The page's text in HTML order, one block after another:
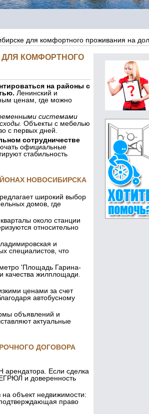
для комфортного проживания на
КОМФОРТНОГО
на районы с
Ленинский и
ценам, где можно
системами
Объекты с мебелью
с первых дней.
сотрудничестве
официальные
стабильность
НОВОСИБИРСКА
широкий выбор
домов, где
около станции
относительно
и
специалистов, что
'Площадь Гарина-
качества жилплощади.
ценами за счет
автобусному
объявлений и
актуальные
ДОГОВОРА
арендатора. Если сделка
и доверенность
объект недвижимости:
право